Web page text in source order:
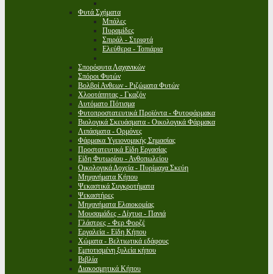
Φυτά Σχήματα
Μπάλες
Πυραμίδες
Σπιράλ - Στριφτά
Ελεύθερα - Τοπιάρια
Σπορόφυτα Λαχανικών
Σπόροι Φυτών
Βολβοί Ανθεων - Ριζώματα Φυτών
Χλοοτάπητας - Γκαζόν
Αυτόματο Πότισμα
Φυτοπροστατευτικά Προϊόντα - Φυτοφάρμακα
Βιολογικά Σκευάσματα - Οικολογικά Φάρμακα
Λιπάσματα - Ορμόνες
Φάρμακα Υγειονομικής Σημασίας
Προστατευτικά Είδη Εργασίας
Είδη Φυτωρίου - Ανθοπωλείου
Οικολογικά Δοχεία - Πυρίμαχα Σκεύη
Μηχανήματα Κήπου
Ψεκαστικά Συγκροτήματα
Ψεκαστήρες
Μηχανήματα Ελαιοκομίας
Μουσαμάδες - Δίχτυα - Πανιά
Γλάστρες - Φερ Φορζέ
Εργαλεία - Είδη Κήπου
Χώματα - Βελτιωτικά εδάφους
Εμποτισμένη ξυλεία κήπου
Βιβλία
Διακοσμητικά Κήπου